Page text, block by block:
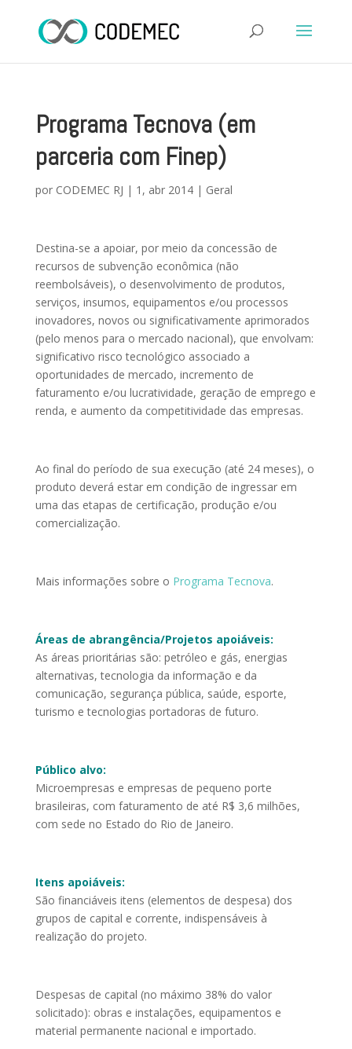
Programa Tecnova (em
parceria com Finep)
por CODEMEC RJ | 1, abr 2014| Geral
Destina-se a apoiar, por meio da concessão de
recursos de subvenção econômica (não
reembolsáveis), o desenvolvimento de produtos,
serviços, insumos, equipamentos e/ou processos
inovadores, novos ou significativamente aprimorados
(pelo menos para o mercado nacional), que envolvam:
significativo risco tecnológico associado a
oportunidades de mercado, incremento de
faturamento e/ou lucratividade, geração de emprego e
renda, e aumento da competitividade das empresas.
Ao final do período de sua execução (até 24 meses), o
produto deverá estar em condição de ingressar em
uma das etapas de certificação, produção e/ou
comercialização.
Mais informações sobre o Programa Tecnova.
Áreas de abrangência/Projetos apoiáveis:
As áreas prioritárias são: petróleo e gás, energias
alternativas, tecnologia da informação e da
comunicação, segurança pública, saúde, esporte,
turismo e tecnologias portadoras de futuro.
Público alvo:
Microempresas e empresas de pequeno porte
brasileiras, com faturamento de até R$ 3,6 milhões,
com sede no Estado do Rio de Janeiro.
Itens apoiáveis:
São financiáveis itens (elementos de despesa) dos
grupos de capital e corrente, indispensáveis à
realização do projeto.
Despesas de capital (no máximo 38% do valor
solicitado): obras e instalações, equipamentos e
material permanente nacional e importado.